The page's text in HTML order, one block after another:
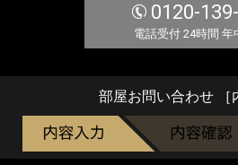
0120-
電話受付 24時間 年
部屋お問い合わせ ［